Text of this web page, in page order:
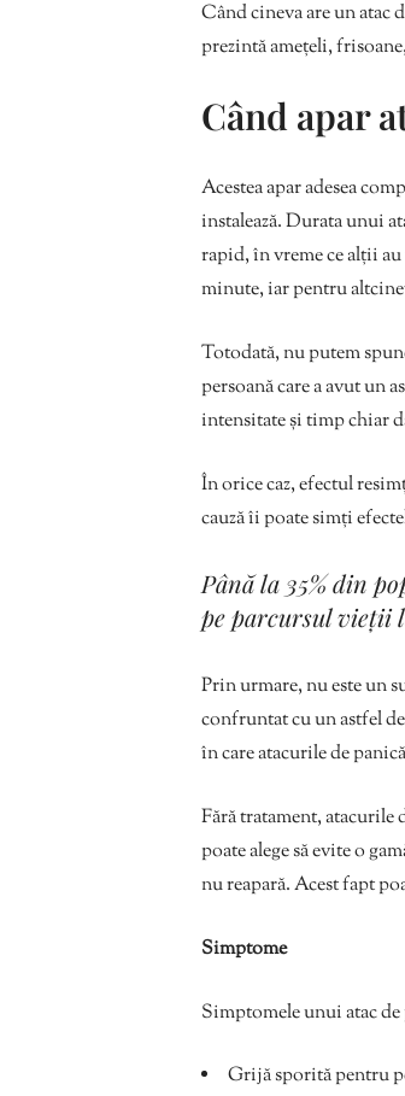
Când cineva are un atac
prezintă amețeli,
Când apar
Acestea apar adesea
instalează. Durata unui
rapid, în vreme ce alții
minute, iar pentru
Totodată, nu putem
persoană care a avut un
intensitate și timp chiar
În orice caz, efectul
cauză îi poate simți
Până la 35% din
pe parcursul vieții
Prin urmare, nu este un
confruntat cu un astfel
în care atacurile de
Fără tratament, atacurile
poate alege să evite o
nu reapară. Acest fapt
Simptome
Simptomele unui atac
Grijă sporită pentru